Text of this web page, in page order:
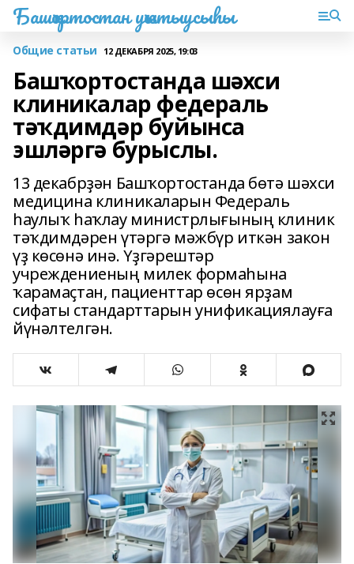
Башҡортостан уҡытыусыһы
Общие статьи 12 ДЕКАБРЯ 2025, 19:03
Башҡортостанда шәхси
клиникалар федераль
тәҡдимдәр буйынса
эшләргә бурыслы.
13 декабрҙән Башҡортостанда бөтә шәхси
медицина клиникаларын Федераль
һаулыҡ һаҡлау министрлығының клиник
тәҡдимдәрен үтәргә мәжбүр иткән закон
үҙ көсөнә инә. Үҙгәрештәр
учреждениеның милек формаһына
ҡарамаҫтан, пациенттар өсөн ярҙам
сифаты стандарттарын унификациялауға
йүнәлтелгән.